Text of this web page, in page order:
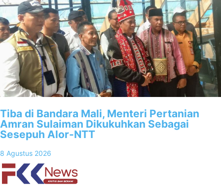
Tiba di Bandara Mali, Menteri Pertanian
Amran Sulaiman Dikukuhkan Sebagai
Sesepuh Alor-NTT
8 Agustus 2026